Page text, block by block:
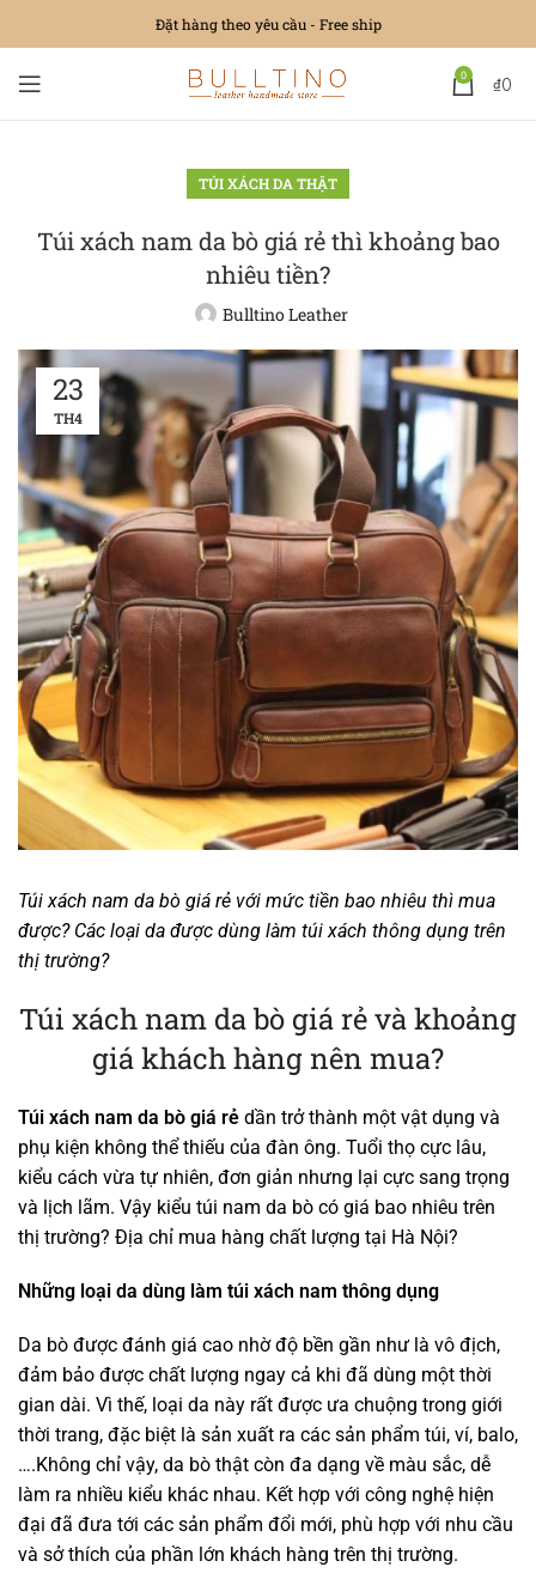
Đặt hàng theo yêu cầu - Free ship
0 ₫0
TÚI XÁCH DA THẬT
Túi xách nam da bò giá rẻ thì khoảng bao
nhiêu tiền?
Bulltino Leather
23
TH4
Túi xách nam da bò giá rẻ với mức tiền bao nhiêu thì mua
được? Các loại da được dùng làm túi xách thông dụng trên
thị trường?
Túi xách nam da bò giá rẻ và khoảng
giá khách hàng nên mua?
Túi xách nam da bò giá rẻ dần trở thành một vật dụng và
phụ kiện không thể thiếu của đàn ông. Tuổi thọ cực lâu,
kiểu cách vừa tự nhiên, đơn giản nhưng lại cực sang trọng
và lịch lãm. Vậy kiểu túi nam da bò có giá bao nhiêu trên
thị trường? Địa chỉ mua hàng chất lượng tại Hà Nội?
Những loại da dùng làm túi xách nam thông dụng
Da bò được đánh giá cao nhờ độ bền gần như là vô địch,
đảm bảo được chất lượng ngay cả khi đã dùng một thời
gian dài. Vì thế, loại da này rất được ưa chuộng trong giới
thời trang, đặc biệt là sản xuất ra các sản phẩm túi, ví, balo,
….Không chỉ vậy, da bò thật còn đa dạng về màu sắc, dễ
làm ra nhiều kiểu khác nhau. Kết hợp với công nghệ hiện
đại đã đưa tới các sản phẩm đổi mới, phù hợp với nhu cầu
và sở thích của phần lớn khách hàng trên thị trường.